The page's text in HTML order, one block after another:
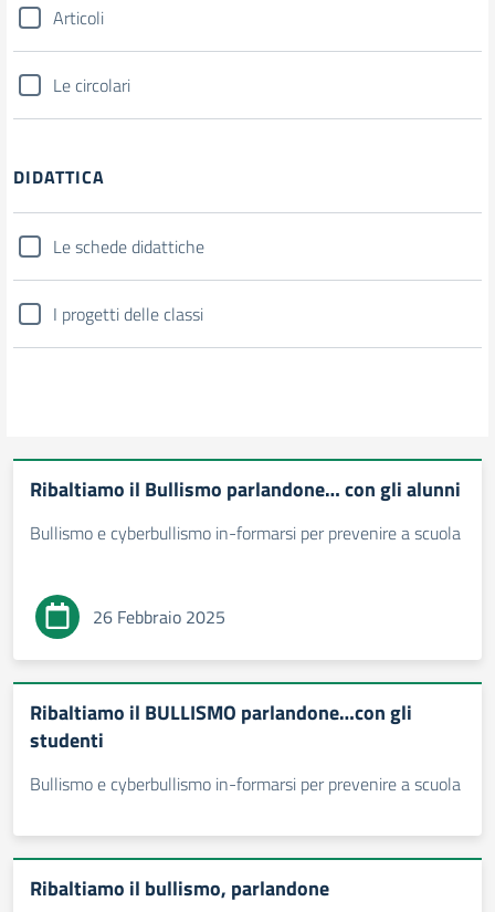
Articoli
Le circolari
DIDATTICA
Le schede didattiche
I progetti delle classi
Ribaltiamo il Bullismo parlandone… con gli alunni
Bullismo e cyberbullismo in-formarsi per prevenire a scuola
26 Febbraio 2025
Ribaltiamo il BULLISMO parlandone…con gli
studenti
Bullismo e cyberbullismo in-formarsi per prevenire a scuola
Ribaltiamo il bullismo, parlandone